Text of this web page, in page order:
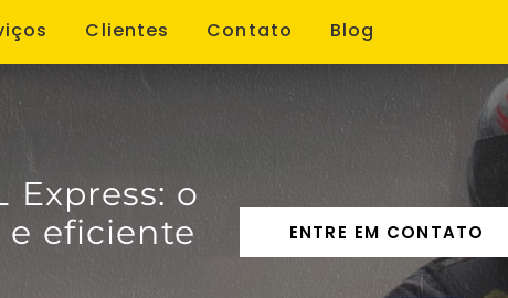
Clientes Contato Blog
Express: o
eficiente
ENTRE EM CONTATO